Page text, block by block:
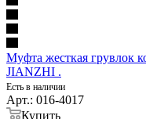
Муфта жесткая грувлок
JIANZHI .
Есть в наличии
Арт.: 016-4017
Купить